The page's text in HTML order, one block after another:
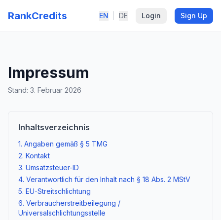
RankCredits EN DE Login Sign Up
Impressum
Stand: 3. Februar 2026
Inhaltsverzeichnis
1. Angaben gemäß § 5 TMG
2. Kontakt
3. Umsatzsteuer-ID
4. Verantwortlich für den Inhalt nach § 18 Abs. 2 MStV
5. EU-Streitschlichtung
6. Verbraucherstreitbeilegung /
Universalschlichtungsstelle